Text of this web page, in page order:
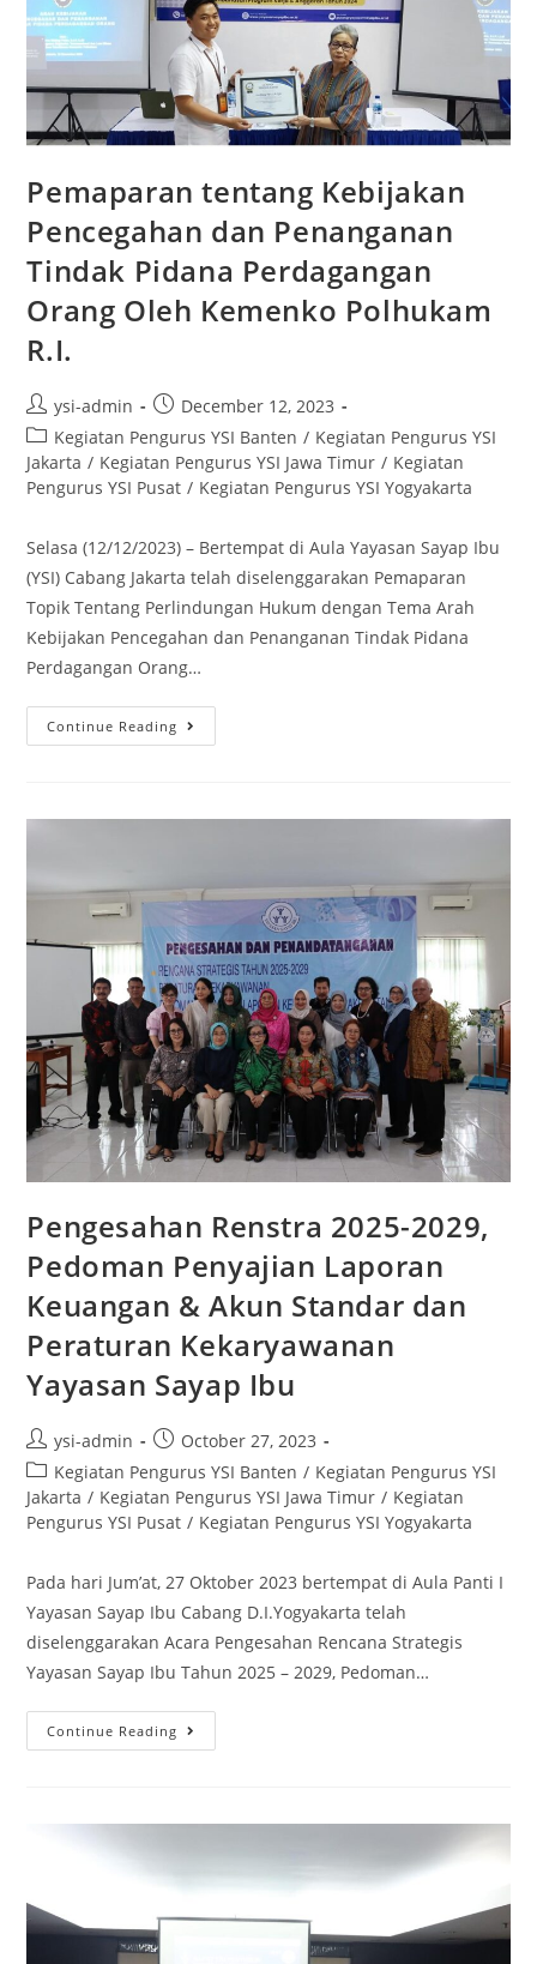
Pemaparan tentang Kebijakan
Pencegahan dan Penanganan
Tindak Pidana Perdagangan
Orang Oleh Kemenko Polhukam
R.I.
ysi-admin
December 12, 2023
Kegiatan Pengurus YSI Banten / Kegiatan Pengurus YSI
Jakarta / Kegiatan Pengurus YSI Jawa Timur / Kegiatan
Pengurus YSI Pusat / Kegiatan Pengurus YSI Yogyakarta
Selasa (12/12/2023) – Bertempat di Aula Yayasan Sayap Ibu
(YSI) Cabang Jakarta telah diselenggarakan Pemaparan
Topik Tentang Perlindungan Hukum dengan Tema Arah
Kebijakan Pencegahan dan Penanganan Tindak Pidana
Perdagangan Orang…
Continue Reading
Pengesahan Renstra 2025-2029,
Pedoman Penyajian Laporan
Keuangan & Akun Standar dan
Peraturan Kekaryawanan
Yayasan Sayap Ibu
ysi-admin
October 27, 2023
Kegiatan Pengurus YSI Banten / Kegiatan Pengurus YSI
Jakarta / Kegiatan Pengurus YSI Jawa Timur / Kegiatan
Pengurus YSI Pusat / Kegiatan Pengurus YSI Yogyakarta
Pada hari Jum’at, 27 Oktober 2023 bertempat di Aula Panti I
Yayasan Sayap Ibu Cabang D.I.Yogyakarta telah
diselenggarakan Acara Pengesahan Rencana Strategis
Yayasan Sayap Ibu Tahun 2025 – 2029, Pedoman…
Continue Reading